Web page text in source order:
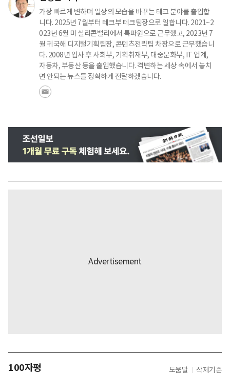
가장 빠르게 변하며 일상의 모습을 바꾸는 테크 분야를 출입합
니다. 2025년 7월부터 테크부 테크팀장으로 일합니다. 2021~2
023년 6월 미 실리콘밸리에서 특파원으로 근무했고, 2023년 7
월 귀국해 디지털기획팀장, 콘텐츠전략팀 차장으로 근무했습니
다. 2008년 입사 후 사회부, 기획취재부, 대중문화부, IT 업계,
자동차, 부동산 등을 출입했습니다. 격변하는 세상 속에서 놓치
면 안되는 뉴스를 정확하게 전달하겠습니다.
100자평 도움말 삭제기준